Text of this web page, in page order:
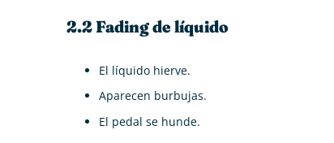
2.2 Fading de líquido
El líquido hierve.
Aparecen burbujas.
El pedal se hunde.